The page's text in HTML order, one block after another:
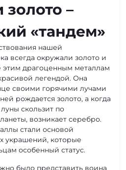
–
«тандем»
нашей
всегда окружали золото и
драгоценным металлам
легендой. Она
своими горячими лучами
рождается золото, а когда
скользит по
возникает серебро.
стали основой
украшений, которые
особенный статус.
было представить воина